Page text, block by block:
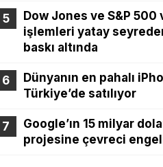
Dow Jones ve S&P 500
işlemleri yatay
baskı altında
Dünyanın en pahalı
Türkiye’de satılıyor
Google’ın 15 milyar
projesine çevreci